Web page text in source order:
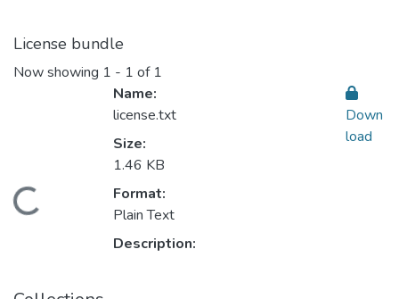
License bundle
Now showing 1 - 1 of 1
Loading...
Name:
license.txt
Size:
1.46 KB
Format:
Plain Text
Description:
Down
load